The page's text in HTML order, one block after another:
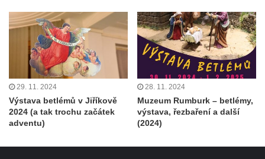
29. 11. 2024
Výstava betlémů v Jiříkově
2024 (a tak trochu začátek
adventu)
28. 11. 2024
Muzeum Rumburk – betlémy,
výstava, řezbaření a další
(2024)